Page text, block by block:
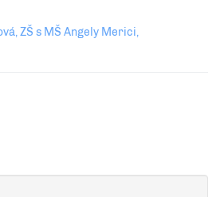
ZŠ s MŠ Angely Merici,